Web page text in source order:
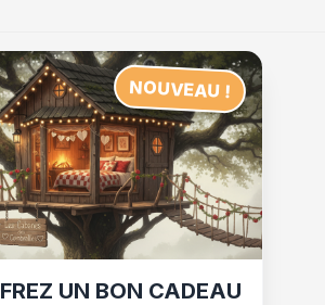
NOUVEAU !
UN BON CADEAU